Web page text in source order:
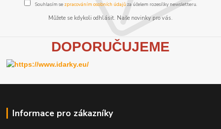
Souhlasím se zpracováním osobních údajůza účelem rozesílky newsletteru.
Můžete se kdykoli odhlásit. Naše novinky pro vás.
DOPORUČUJEME
Informace pro zákazníky